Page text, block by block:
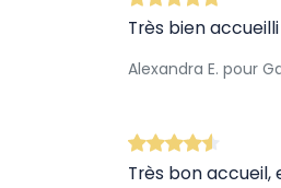
Très bien accueilli
Alexandra E. pour
Très bon